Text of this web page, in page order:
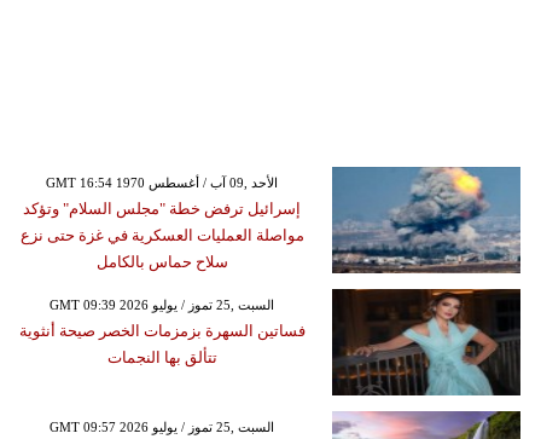
GMT 16:54 1970 الأحد ,09 آب / أغسطس
إسرائيل ترفض خطة "مجلس السلام" وتؤكد
مواصلة العمليات العسكرية في غزة حتى نزع
سلاح حماس بالكامل
GMT 09:39 2026 السبت ,25 تموز / يوليو
فساتين السهرة بزمزمات الخصر صيحة أنثوية
تتألق بها النجمات
GMT 09:57 2026 السبت ,25 تموز / يوليو